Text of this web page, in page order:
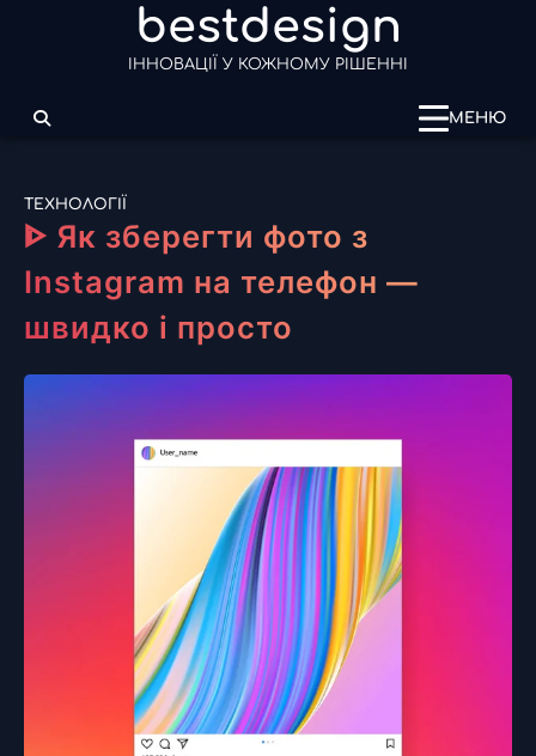
bestdesign
ІННОВАЦІЇ У КОЖНОМУ РІШЕННІ
МЕНЮ
ТЕХНОЛОГІЇ
ᐈ Як зберегти фото з
Instagram на телефон —
швидко і просто